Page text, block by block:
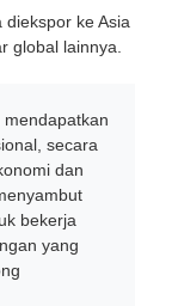
ke Asia
global lainnya.
secara
dan
bekerja
yang